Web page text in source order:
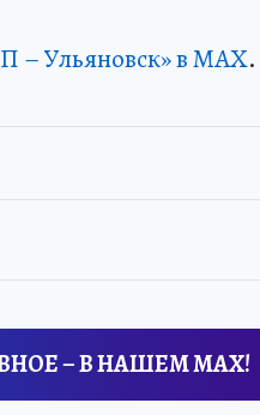
– Ульяновск» в MAX.
– В НАШЕМ MAX!